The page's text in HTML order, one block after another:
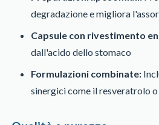
degradazione e migliora
Capsule con rivestimento
dall'acido dello stomaco
Formulazioni combinate:
sinergici come il resveratrolo